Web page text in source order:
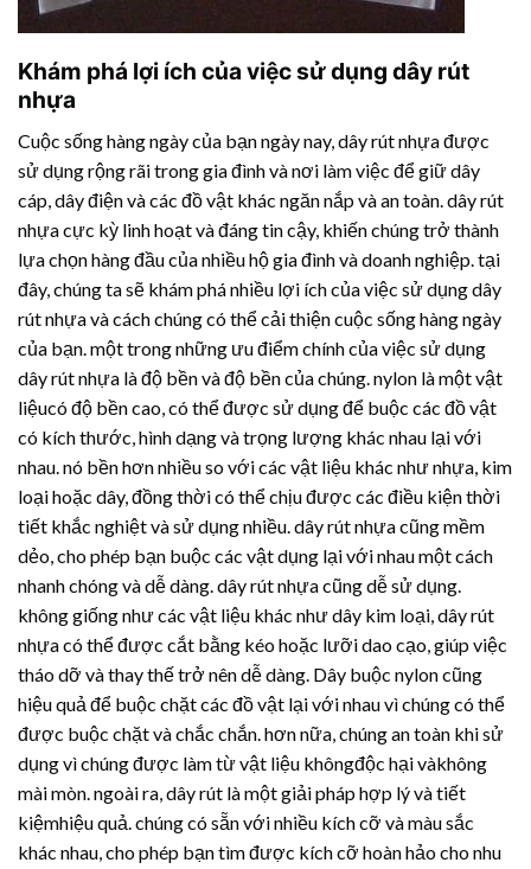
Khám phá lợi ích của việc sử dụng dây rút
nhựa
Cuộc sống hàng ngày của bạn ngày nay,dây rút nhựađược
sử dụng rộng rãi trong gia đình và nơi làm việc để giữ dây
cáp, dây điện và các đồ vật khác ngăn nắp và an toàn.dây rút
nhựacực kỳ linh hoạt và đáng tin cậy, khiến chúng trở thành
lựa chọn hàng đầu của nhiều hộ gia đình và doanh nghiệp. tại
đây, chúng ta sẽ khám phá nhiều lợi ích của việc sử dụngdây
rút nhựavà cách chúng có thể cải thiện cuộc sống hàng ngày
của bạn. một trong những ưu điểm chính của việc sử dụng
dây rút nhựa là độ bền và độ bền của chúng. nylon là một vật
liệucó độ bền cao, có thể được sử dụng để buộc các đồ vật
có kích thước, hình dạng và trọng lượng khác nhau lại với
nhau. nó bền hơn nhiều so với các vật liệu khác như nhựa, kim
loại hoặc dây, đồng thời có thể chịu được các điều kiện thời
tiết khắc nghiệt và sử dụng nhiều.dây rút nhựacũng mềm
dẻo, cho phép bạn buộc các vật dụng lại với nhau một cách
nhanh chóng và dễ dàng.dây rút nhựacũng dễ sử dụng.
không giống như các vật liệu khác như dây kim loại,dây rút
nhựacó thể được cắt bằng kéo hoặc lưỡi dao cạo, giúp việc
tháo dỡ và thay thế trở nên dễ dàng. Dây buộc nylon cũng
hiệu quả để buộc chặt các đồ vật lại với nhau vì chúng có thể
được buộc chặt và chắc chắn. hơn nữa, chúng an toàn khi sử
dụng vì chúng được làm từ vật liệu khôngđộc hại vàkhông
mài mòn. ngoài ra, dây rút là một giải pháp hợp lý và tiết
kiệmhiệu quả. chúng có sẵn với nhiều kích cỡ và màu sắc
khác nhau, cho phép bạn tìm được kích cỡ hoàn hảo cho nhu